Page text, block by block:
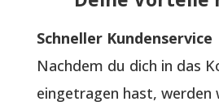
Schneller Kundenservice
Nachdem du dich in das
eingetragen hast, werden